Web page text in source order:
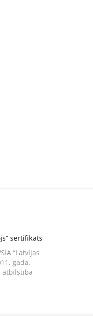
sertifikāts
“Latvijas
gada.
atbilstība